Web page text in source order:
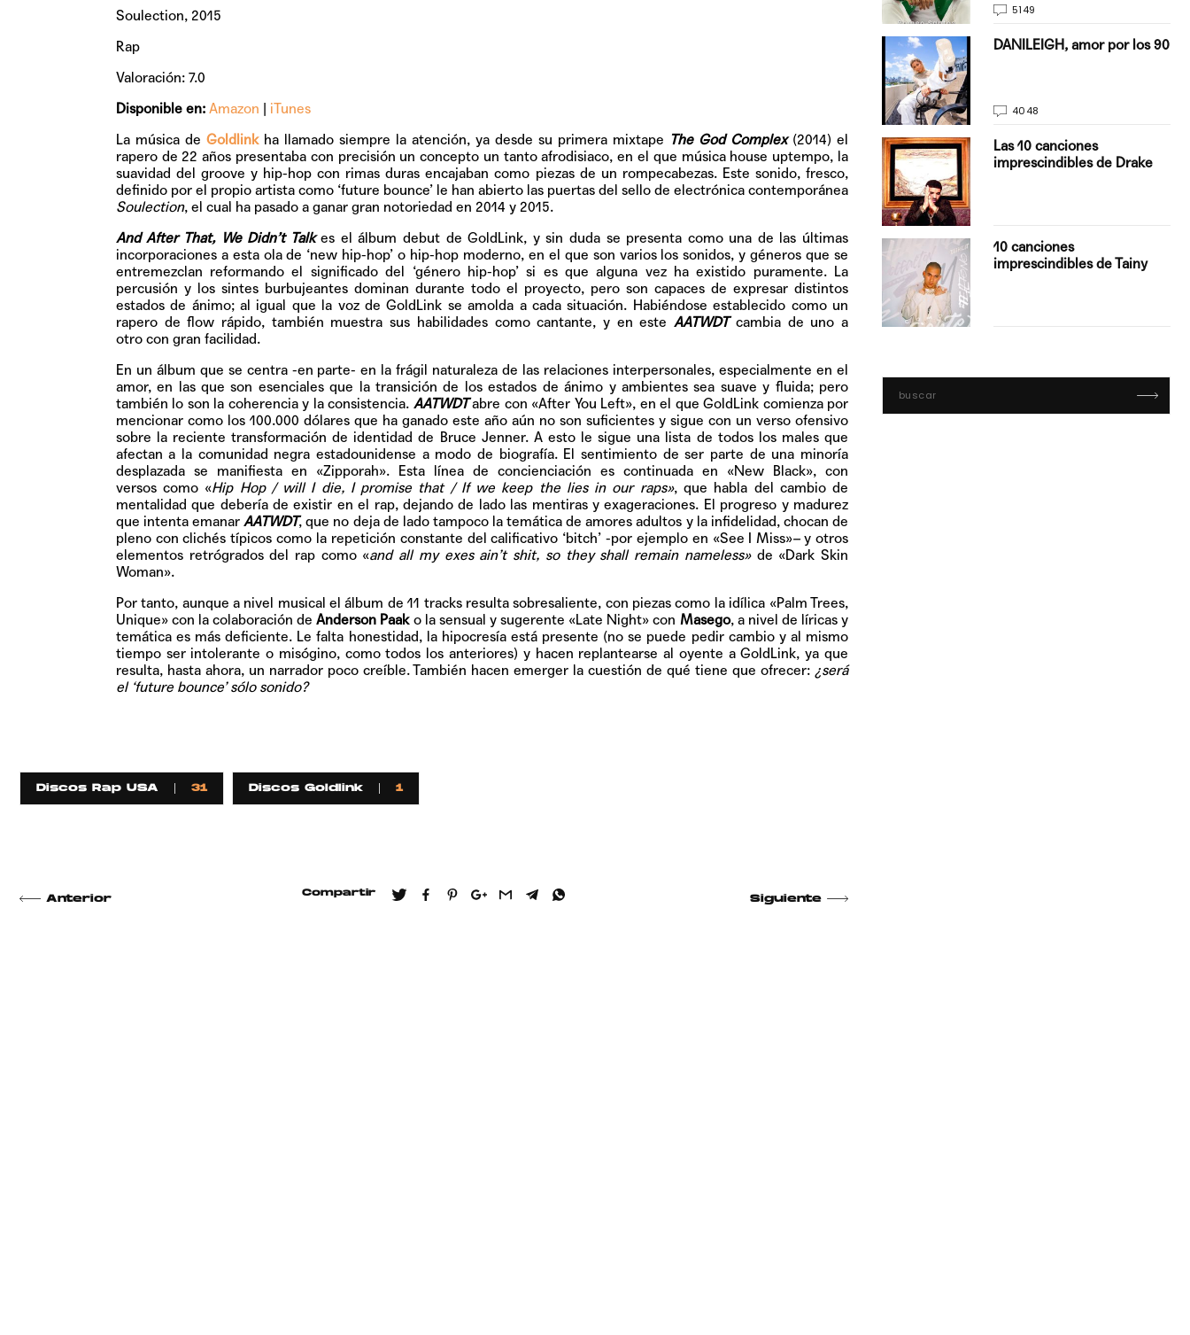
Soulection, 2015
Rap
Valoración: 7.0
Disponible en: Amazon | iTunes
La música de Goldlinkha llamado siempre la atención, ya desde su primera mixtape The God Complex (2014) el
rapero de 22 años presentaba con precisión un concepto un tanto afrodisiaco, en el que música house uptempo, la
suavidad del groove y hip-hop con rimas duras encajaban como piezas de un rompecabezas. Este sonido, fresco,
definido por el propio artista como ‘future bounce’ le han abierto las puertas del sello de electrónica contemporánea
Soulection, el cual ha pasado a ganar gran notoriedad en 2014 y 2015.
And After That, We Didn’t Talkes el álbum debut de GoldLink, y sin duda se presenta como una de las últimas
incorporaciones a esta ola de ‘new hip-hop’ o hip-hop moderno, en el que son varios los sonidos, y géneros que se
entremezclan reformando el significado del ‘género hip-hop’ si es que alguna vez ha existido puramente. La
percusión y los sintes burbujeantes dominan durante todo el proyecto, pero son capaces de expresar distintos
estados de ánimo; al igual que la voz de GoldLink se amolda a cada situación. Habiéndose establecido como un
rapero de flow rápido, también muestra sus habilidades como cantante, y en esteAATWDT cambia de uno a
otro con gran facilidad.
En un álbum que se centra -en parte- en la frágil naturaleza de las relaciones interpersonales, especialmente en el
amor, en las que son esenciales que la transición de los estados de ánimo y ambientes sea suave y fluida; pero
también lo son la coherencia y la consistencia. AATWDTabre con «After You Left», en el que GoldLink comienza por
mencionar como los 100.000 dólares que ha ganado este año aún no son suficientes y sigue con un verso ofensivo
sobre la reciente transformación de identidad de Bruce Jenner. A esto le sigue una lista de todos los males que
afectan a la comunidad negra estadounidense a modo de biografía. El sentimiento de ser parte de una minoría
desplazada se manifiesta en «Zipporah». Esta línea de concienciación es continuada en «New Black», con
versos como «Hip Hop / will I die, I promise that / If we keep the lies in our raps», que habla del cambio de
mentalidad que debería de existir en el rap, dejando de lado las mentiras y exageraciones. El progreso y madurez
que intenta emanarAATWDT, que no deja de lado tampoco la temática de amores adultos y la infidelidad, chocan de
pleno con clichés típicos como la repetición constante del calificativo ‘bitch’ -por ejemplo en «See I Miss»–y otros
elementos retrógrados del rap como «and all my exes ain’t shit, so they shall remain nameless» de «Dark Skin
Woman».
Por tanto, aunque a nivel musical el álbum de 11 tracks resulta sobresaliente, con piezas como la idílica «Palm Trees,
Unique»con la colaboración deAnderson Paako la sensual y sugerente «Late Night» con Masego, a nivel de líricas y
temática es más deficiente. Le falta honestidad, la hipocresía está presente (no se puede pedir cambio y al mismo
tiempo ser intolerante o misógino, como todos los anteriores) y hacen replantearse al oyente a GoldLink, ya que
resulta, hasta ahora, un narrador poco creíble. También hacen emerger la cuestión de qué tiene que ofrecer: ¿será
el ‘future bounce’ sólo sonido?
Discos Rap USA 31 Discos Goldlink 1
Anterior Siguiente
Compartir
GRIFF, el futuro del
Pop
Hablamos con Boza
sobre 'Bucle', el…
5149
DANILEIGH, amor por los 90
4048
Las 10 canciones
imprescindibles de Drake
10 canciones
imprescindibles de Tainy